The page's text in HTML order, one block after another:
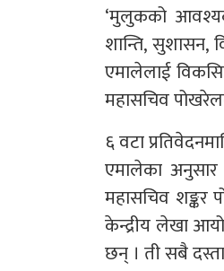
‘मुलुकको
शान्ति, सुशासन,
एमालेलाई
महासचिव
६ वटा
एमालेका
महासचिव शङ्कर
केन्द्रीय लेखा
छन् । ती सबै